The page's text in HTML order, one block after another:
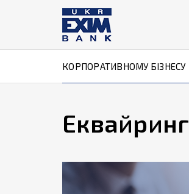
КОРПОРАТИВНОМУ БІЗНЕСУ
Еквайринг